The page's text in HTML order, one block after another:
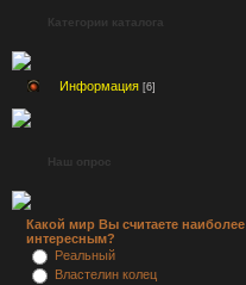
Категории каталога
Информация [6]
Наш опрос
Какой мир Вы считаете наиболее
интересным?
Реальный
Властелин колец